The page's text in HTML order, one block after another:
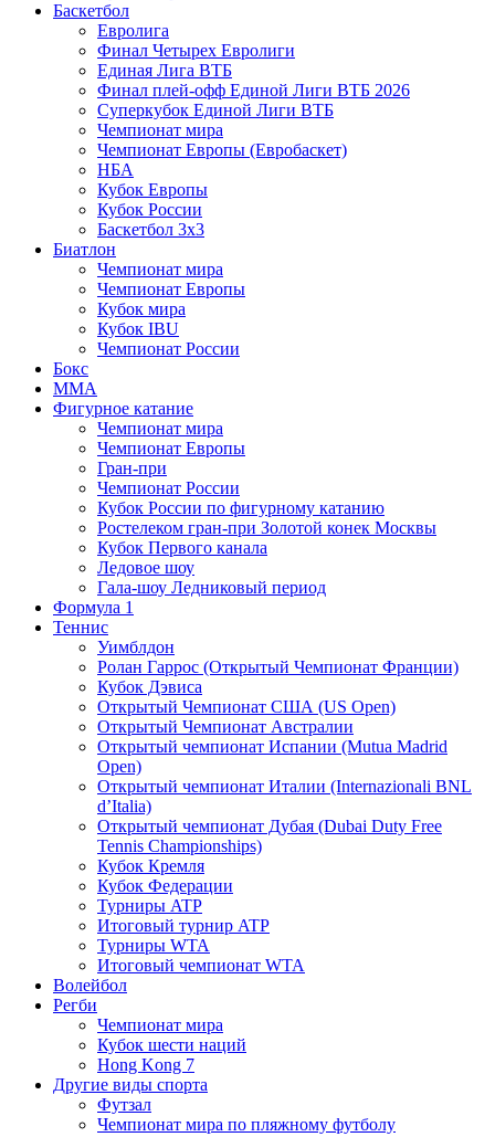
Баскетбол
Евролига
Финал Четырех Евролиги
Единая Лига ВТБ
Финал плей-офф Единой Лиги ВТБ 2026
Суперкубок Единой Лиги ВТБ
Чемпионат мира
Чемпионат Европы (Евробаскет)
НБА
Кубок Европы
Кубок России
Баскетбол 3х3
Биатлон
Чемпионат мира
Чемпионат Европы
Кубок мира
Кубок IBU
Чемпионат России
Бокс
MMA
Фигурное катание
Чемпионат мира
Чемпионат Европы
Гран-при
Чемпионат России
Кубок России по фигурному катанию
Ростелеком гран-при Золотой конек Москвы
Кубок Первого канала
Ледовое шоу
Гала-шоу Ледниковый период
Формула 1
Теннис
Уимблдон
Ролан Гаррос (Открытый Чемпионат Франции)
Кубок Дэвиса
Открытый Чемпионат США (US Open)
Открытый Чемпионат Австралии
Открытый чемпионат Испании (Mutua Madrid
Open)
Открытый чемпионат Италии (Internazionali BNL
d’Italia)
Открытый чемпионат Дубая (Dubai Duty Free
Tennis Championships)
Кубок Кремля
Кубок Федерации
Турниры ATP
Итоговый турнир ATP
Турниры WTA
Итоговый чемпионат WTA
Волейбол
Регби
Чемпионат мира
Кубок шести наций
Hong Kong 7
Другие виды спорта
Футзал
Чемпионат мира по пляжному футболу